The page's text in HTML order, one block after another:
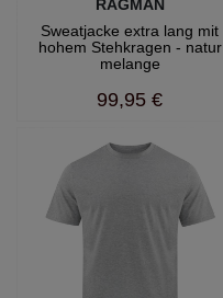
RAGMAN
Sweatjacke extra lang mit
hohem Stehkragen - natur
melange
99,95 €